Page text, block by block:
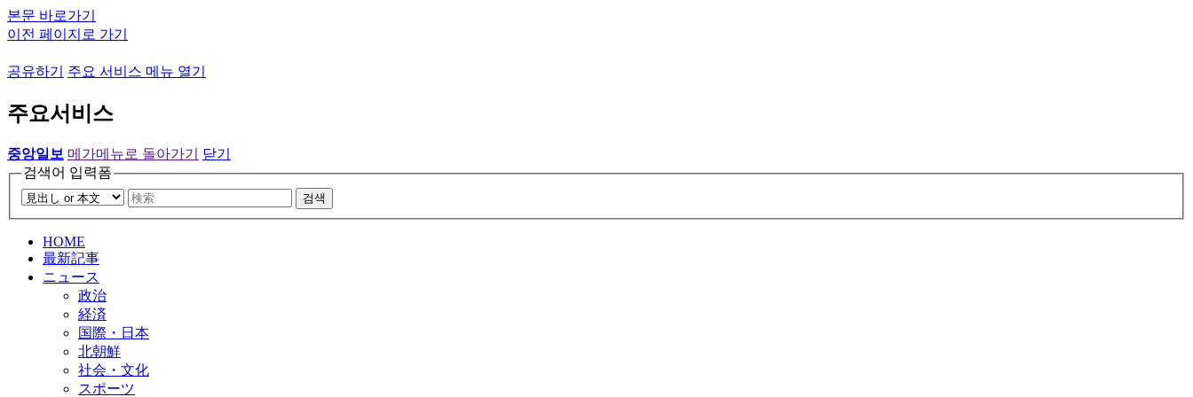
본문 바로가기
이전 페이지로 가기
공유하기 주요 서비스 메뉴 열기
주요서비스
중앙일보 메가메뉴로 돌아가기
닫기
검색어 입력폼
검색
HOME
最新記事
ニュース
政治
経済
国際・日本
北朝鮮
社会・文化
スポーツ